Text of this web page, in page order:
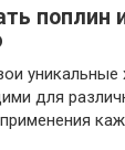
поплин
уникальные
для